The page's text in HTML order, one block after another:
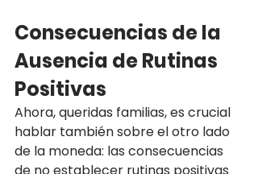
Consecuencias de la
Ausencia de Rutinas
Positivas
Ahora, queridas familias, es crucial
hablar también sobre el otro lado
de la moneda: las consecuencias